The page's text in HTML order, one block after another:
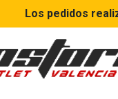
Los pedidos